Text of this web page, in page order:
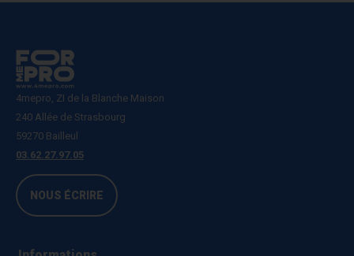
4mepro, ZI de la Blanche Maison
240 Allée de Strasbourg
59270 Bailleul
03.62.27.97.05
NOUS ÉCRIRE